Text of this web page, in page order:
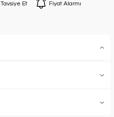
Tavsiye Et Fiyat Alarmı